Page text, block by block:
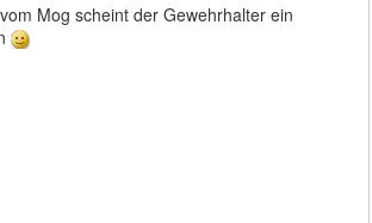
Mog scheint der Gewehrhalter ein